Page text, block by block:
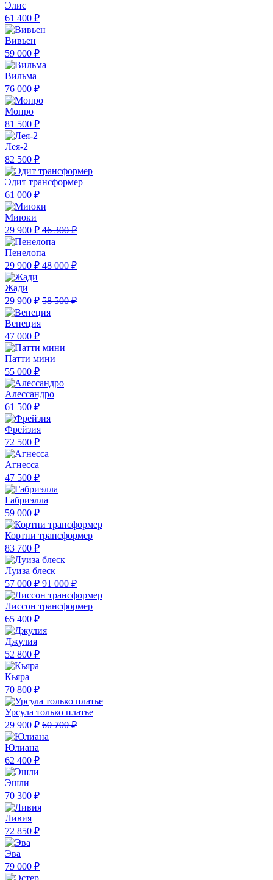
Элис
61 400 ₽
Вивьен
59 000 ₽
Вильма
76 000 ₽
Монро
81 500 ₽
Лея-2
82 500 ₽
Эдит трансформер
61 000 ₽
Миюки
29 900 ₽ 46 300 ₽
Пенелопа
29 900 ₽ 48 000 ₽
Жади
29 900 ₽ 58 500 ₽
Венеция
47 000 ₽
Патти мини
55 000 ₽
Алессандро
61 500 ₽
Фрейзия
72 500 ₽
Агнесса
47 500 ₽
Габриэлла
59 000 ₽
Кортни трансформер
83 700 ₽
Луиза блеск
57 000 ₽ 91 000 ₽
Лиссон трансформер
65 400 ₽
Джулия
52 800 ₽
Кьяра
70 800 ₽
Урсула только платье
29 900 ₽ 60 700 ₽
Юлиана
62 400 ₽
Эшли
70 300 ₽
Ливия
72 850 ₽
Эва
79 000 ₽